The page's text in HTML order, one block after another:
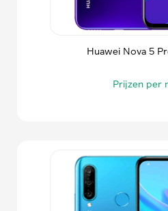
Huawei Nova 5
Prijzen per